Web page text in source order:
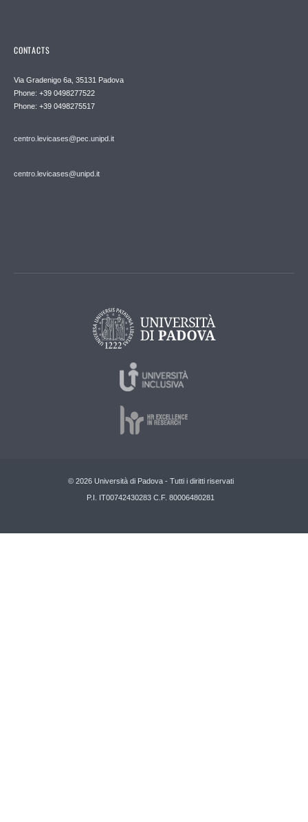
CONTACTS
Via Gradenigo 6a, 35131 Padova
Phone: +39 0498277522
Phone: +39 0498275517
centro.levicases@pec.unipd.it
centro.levicases@unipd.it
© 2026 Università di Padova - Tutti i diritti riservati
P.I. IT00742430283 C.F. 80006480281